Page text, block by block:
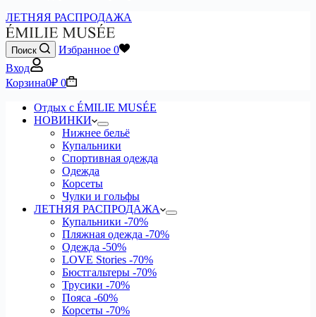
ЛЕТНЯЯ РАСПРОДАЖА
Поиск Избранное 0
Вход
Корзина0₽ 0
Отдых с ÉMILIE MUSÉE
НОВИНКИ
Нижнее бельё
Купальники
Спортивная одежда
Одежда
Корсеты
Чулки и гольфы
ЛЕТНЯЯ РАСПРОДАЖА
Купальники -70%
Пляжная одежда -70%
Одежда -50%
LOVE Stories -70%
Бюстгальтеры -70%
Трусики -70%
Пояса -60%
Корсеты -70%